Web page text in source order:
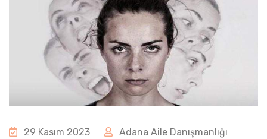
29 Kasım 2023
Adana Aile Danışmanlığı